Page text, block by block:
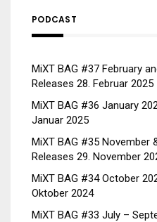
PODCAST
MiXT BAG #37 February
Releases 28. Februar 2025
MiXT BAG #36 January
Januar 2025
MiXT BAG #35 November
Releases 29. November
MiXT BAG #34 October
Oktober 2024
MiXT BAG #33 July –